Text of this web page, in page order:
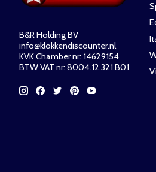
B&R Holding BV
info@klokkendiscounter.nl
KVK Chamber nr: 14629154
BTW VAT nr: 8004.12.321.B01